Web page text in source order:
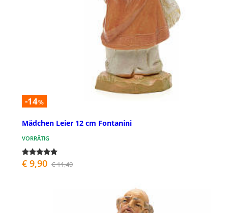
-14%
Mädchen Leier 12 cm Fontanini
VORRÄTIG
€ 9,90 € 11,49